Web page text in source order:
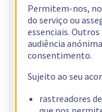
sem IVA/mês ou seja
Configurar
Processador AMD Ryzen
RAM32 GB – 128 GB
Largura de banda pública
Permitem-nos,
do serviço ou
essenciais.
audiência
consentimento.
Sujeito ao seu
rastreadores